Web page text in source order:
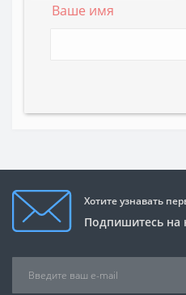
Ваше имя
Хотите узнавать
Подпишитесь на